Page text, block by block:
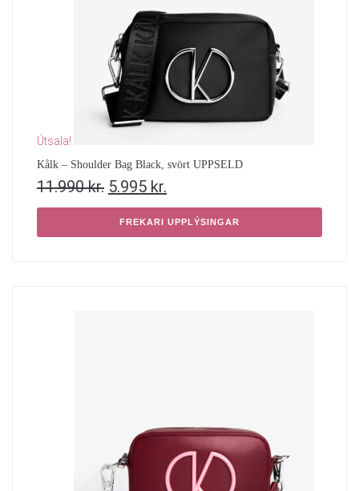
Útsala!
Kålk – Shoulder Bag Black, svört UPPSELD
11.990kr. 5.995 kr.
FREKARI UPPLÝSINGAR